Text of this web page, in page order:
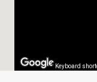
Keyboard